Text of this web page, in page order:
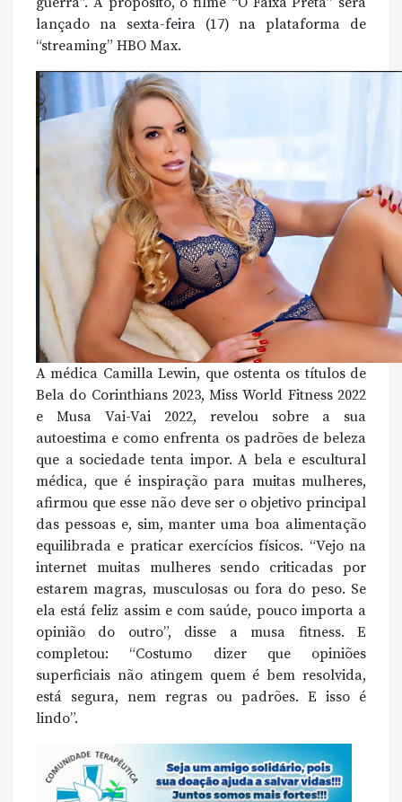
lançado na sexta-feira (17) na plataforma de
“streaming” HBO Max.
A médica Camilla Lewin, que ostenta os títulos de
Bela do Corinthians 2023, Miss World Fitness 2022
e Musa Vai-Vai 2022, revelou sobre a sua
autoestima e como enfrenta os padrões de beleza
que a sociedade tenta impor. A bela e escultural
médica, que é inspiração para muitas mulheres,
afirmou que esse não deve ser o objetivo principal
das pessoas e, sim, manter uma boa alimentação
equilibrada e praticar exercícios físicos. “Vejo na
internet muitas mulheres sendo criticadas por
estarem magras, musculosas ou fora do peso. Se
ela está feliz assim e com saúde, pouco importa a
opinião do outro”, disse a musa fitness. E
completou: “Costumo dizer que opiniões
superficiais não atingem quem é bem resolvida,
está segura, nem regras ou padrões. E isso é
lindo”.